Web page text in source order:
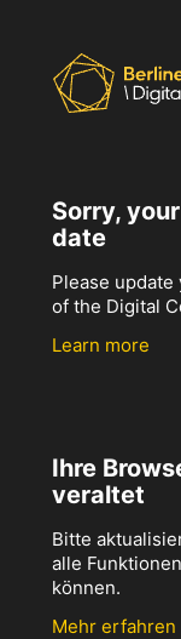
Sorry,
date
Please
of the Digital
Learn more
Ihre
veraltet
Bitte
alle
können.
Mehr erfahren